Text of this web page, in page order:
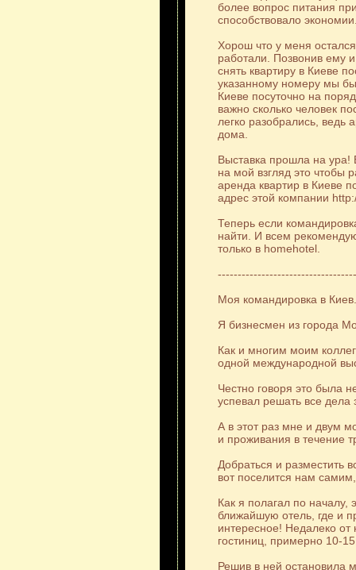
более вопрос питания
способствовало
Хорош что у меня
работали. Позвонив ему
снять квартиру в Киеве
указанному номеру мы
Киеве посуточно на
важно сколько человек
легко разобрались, ведь
дома.
Выставка прошла на
на мой взгляд это чтобы
аренда квартир в Киеве
адрес этой компании
Теперь если
найти. И всем
только в homehotel.
Моя командировка в Киев.
Я бизнесмен из города
Как и многим моим
одной международной
Честно говоря это была
успевал решать все дела
А в этот раз мне и двум
и проживания в течение
Добраться и разместить
вот поселится нам
Как я полагал по
ближайшую отель, где и
интересное! Недалеко от
гостиниц, примерно 10-
Решив в ней остановила